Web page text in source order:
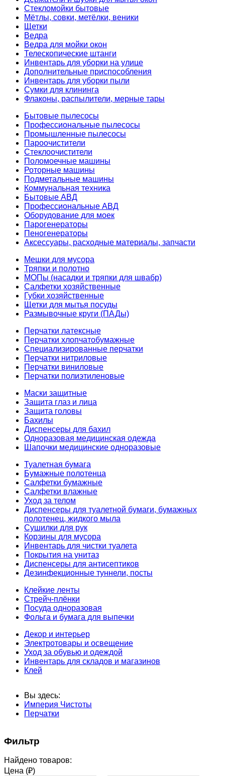
Стекломойки бытовые
Мётлы, совки, метёлки, веники
Щетки
Ведра
Ведра для мойки окон
Телескопические штанги
Инвентарь для уборки на улице
Дополнительные приспособления
Инвентарь для уборки пыли
Сумки для клининга
Флаконы, распылители, мерные тары
Бытовые пылесосы
Профессиональные пылесосы
Промышленные пылесосы
Пароочистители
Стеклоочистители
Поломоечные машины
Роторные машины
Подметальные машины
Коммунальная техника
Бытовые АВД
Профессиональные АВД
Оборудование для моек
Парогенераторы
Пеногенераторы
Аксессуары, расходные материалы, запчасти
Мешки для мусора
Тряпки и полотно
МОПы (насадки и тряпки для швабр)
Салфетки хозяйственные
Губки хозяйственные
Щетки для мытья посуды
Размывочные круги (ПАДы)
Перчатки латексные
Перчатки хлопчатобумажные
Специализированные перчатки
Перчатки нитриловые
Перчатки виниловые
Перчатки полиэтиленовые
Маски защитные
Защита глаз и лица
Защита головы
Бахилы
Диспенсеры для бахил
Одноразовая медицинская одежда
Шапочки медицинские одноразовые
Туалетная бумага
Бумажные полотенца
Салфетки бумажные
Салфетки влажные
Уход за телом
Диспенсеры для туалетной бумаги, бумажных
полотенец, жидкого мыла
Сушилки для рук
Корзины для мусора
Инвентарь для чистки туалета
Покрытия на унитаз
Диспенсеры для антисептиков
Дезинфекционные туннели, посты
Клейкие ленты
Стрейч-плёнки
Посуда одноразовая
Фольга и бумага для выпечки
Декор и интерьер
Электротовары и освещение
Уход за обувью и одеждой
Инвентарь для складов и магазинов
Клей
Вы здесь:
Империя Чистоты
Перчатки
Фильтр
Найдено товаров:
Цена (₽)